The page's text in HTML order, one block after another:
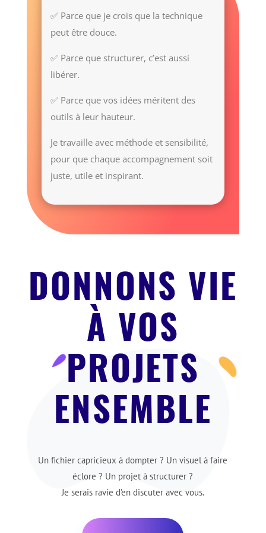
✅ Parce que je crois que la technique
peut être douce.
✅ Parce que structurer, c’est aussi
libérer.
✅ Parce que vos idées méritent des
outils à leur hauteur.
Je travaille avec méthode et sensibilité,
pour que chaque accompagnement soit
juste, utile et inspirant.
DONNONS VIE
À VOS
PROJETS
ENSEMBLE
Un fichier capricieux à dompter ? Un visuel à faire
éclore ? Un projet à structurer ?
Je serais ravie d’en discuter avec vous.